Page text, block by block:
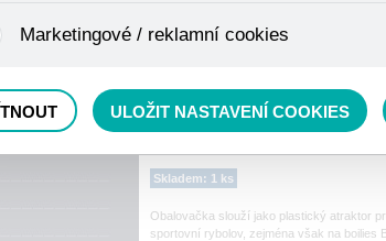
RYBÁŘSKÝ
Skladem: 1 ks
Obalovačka slouží jako plastický atraktor
sportovní rybolov, zejména však na boilies
osobní údaje, protože anonymizované cookies
zboží apod.
Marketingové / reklamní cookies
ULOŽIT NASTAVENÍ COOKIES